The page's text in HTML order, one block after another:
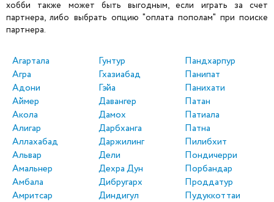
хобби также может быть выгодным, если играть за счет
партнера, либо выбрать опцию "оплата пополам" при поиске
партнера.
Агартала
Агра
Адони
Аймер
Акола
Алигар
Аллахабад
Альвар
Амальнер
Амбала
Амритсар
Гунтур
Гхазиабад
Гэйа
Давангер
Дамох
Дарбханга
Даржилинг
Дели
Дехра Дун
Дибругарх
Диндигул
Пандхарпур
Панипат
Панихати
Патан
Патиала
Патна
Пилибхит
Пондичерри
Порбандар
Проддатур
Пудуккоттаи